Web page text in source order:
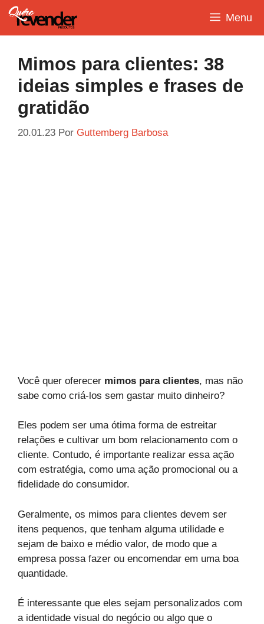
Pular
para
o
Menu
Mimos para clientes: 38
ideias simples e frases de
gratidão
20.01.23 Por Guttemberg Barbosa
Você quer oferecer mimos para clientes, mas não
sabe como criá-los sem gastar muito dinheiro?
Eles podem ser uma ótima forma de estreitar
relações e cultivar um bom relacionamento com o
cliente. Contudo, é importante realizar essa ação
com estratégia, como uma ação promocional ou a
fidelidade do consumidor.
Geralmente, os mimos para clientes devem ser
itens pequenos, que tenham alguma utilidade e
sejam de baixo e médio valor, de modo que a
empresa possa fazer ou encomendar em uma boa
quantidade.
É interessante que eles sejam personalizados com
a identidade visual do negócio ou algo que o